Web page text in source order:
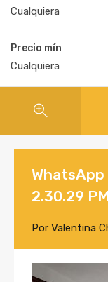
Cualquiera
Precio mín
Cualquiera
2.30.29 PM
Por Valentina